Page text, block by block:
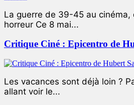
La guerre de 39-45 au cinéma,
horreur Ce 8 mai...
Critique Ciné : Epicentro de
Les vacances sont déjà loin ?
allant voir le...